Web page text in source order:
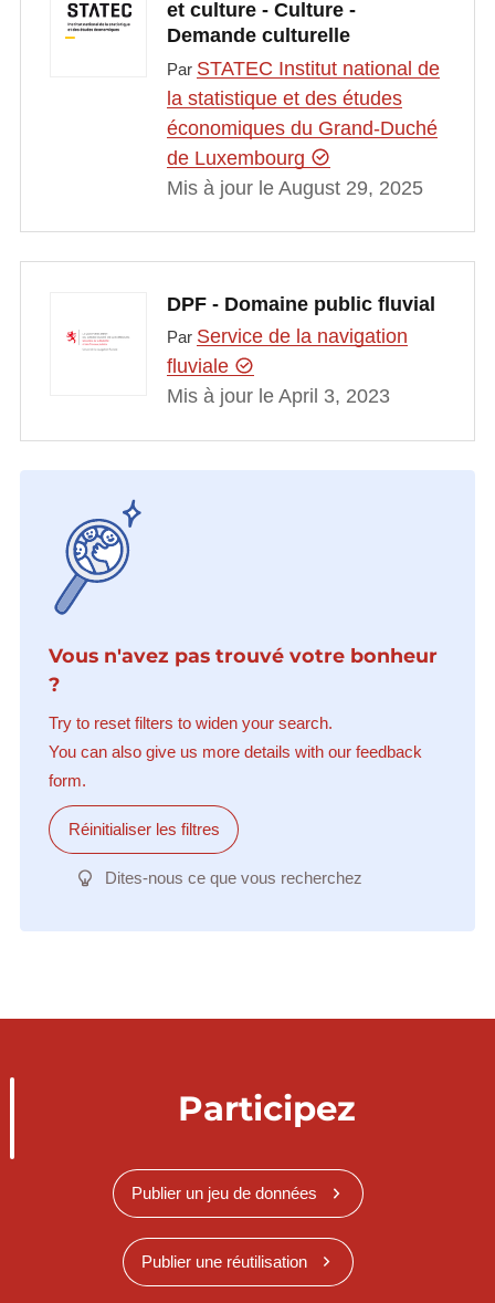
et culture - Culture -
Demande culturelle
Par STATEC Institut national de
la statistique et des études
économiques du Grand-Duché
de Luxembourg
Mis à jour le August 29, 2025
DPF - Domaine public fluvial
Par Service de la navigation
fluviale
Mis à jour le April 3, 2023
Vous n'avez pas trouvé votre bonheur
?
Try to reset filters to widen your search.
You can also give us more details with our feedback
form.
Réinitialiser les filtres
Dites-nous ce que vous recherchez
Participez
Publier un jeu de données
Publier une réutilisation